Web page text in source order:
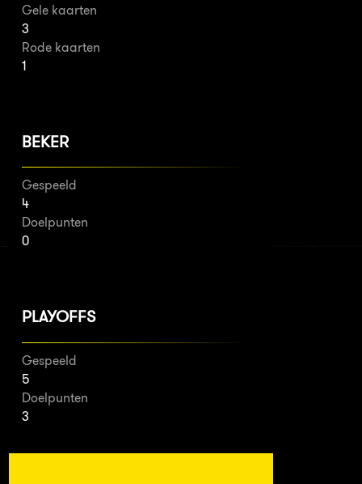
Gele kaarten
3
Rode kaarten
1
BEKER
Gespeeld
4
Doelpunten
0
PLAYOFFS
Gespeeld
5
Doelpunten
3